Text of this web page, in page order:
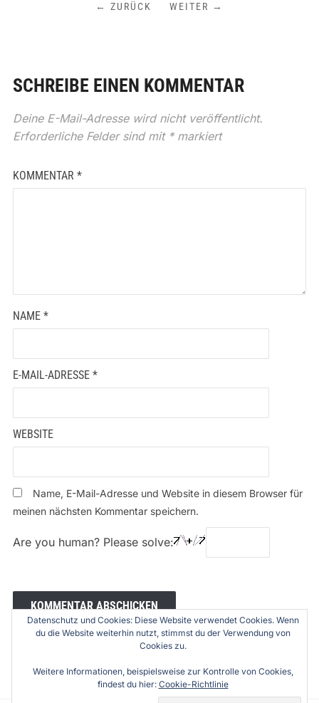
← ZURÜCK WEITER →
SCHREIBE EINEN KOMMENTAR
Deine E-Mail-Adresse wird nicht veröffentlicht.
Erforderliche Felder sind mit *markiert
KOMMENTAR *
NAME *
E-MAIL-ADRESSE *
WEBSITE
Name, E-Mail-Adresse und Website in diesem Browser für
meinen nächsten Kommentar speichern.
Are you human? Please solve:
Datenschutz und Cookies: Diese Website verwendet Cookies. Wenn
du die Website weiterhin nutzt, stimmst du der Verwendung von
Cookies zu.
Weitere Informationen, beispielsweise zur Kontrolle von Cookies,
findest du hier: Cookie-Richtlinie